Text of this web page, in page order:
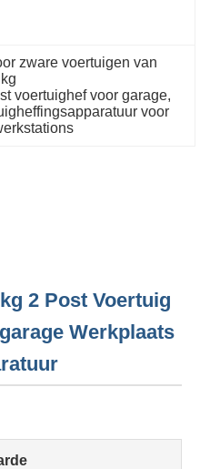
zware voertuigen van
voertuighef voor garage,
voor
2 Post Voertuig
Werkplaats